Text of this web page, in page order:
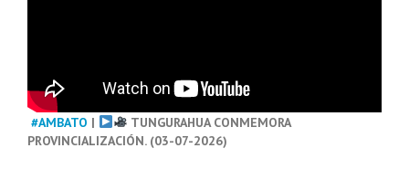
#AMBATO |
TUNGURAHUA CONMEMORA
PROVINCIALIZACIÓN. (03-07-2026)